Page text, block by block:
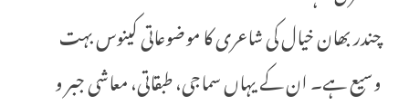
چندر بھان خیال کی شاعری کا موضوعاتی کینوس بہت
وسیع ہے۔ ان کے یہاں سماجی، طبقاتی، معاشی جبر و